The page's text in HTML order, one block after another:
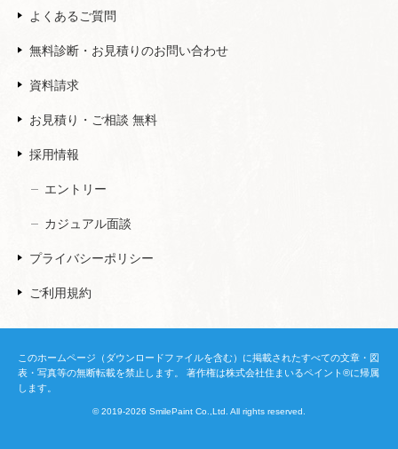
よくあるご質問
無料診断・お見積りのお問い合わせ
資料請求
お見積り・ご相談 無料
採用情報
エントリー
カジュアル面談
プライバシーポリシー
ご利用規約
このホームページ（ダウンロードファイルを含む）に掲載されたすべての文章・図
表・写真等の無断転載を禁止します。 著作権は株式会社住まいるペイント®に帰属
します。
© 2019-2026 SmilePaint Co.,Ltd. All rights reserved.